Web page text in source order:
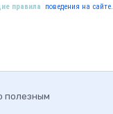
правила поведения на сайте.
полезным